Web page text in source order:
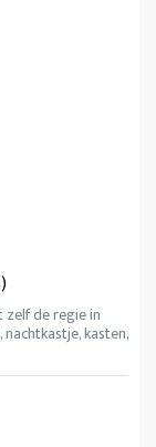
de regie in
kasten,